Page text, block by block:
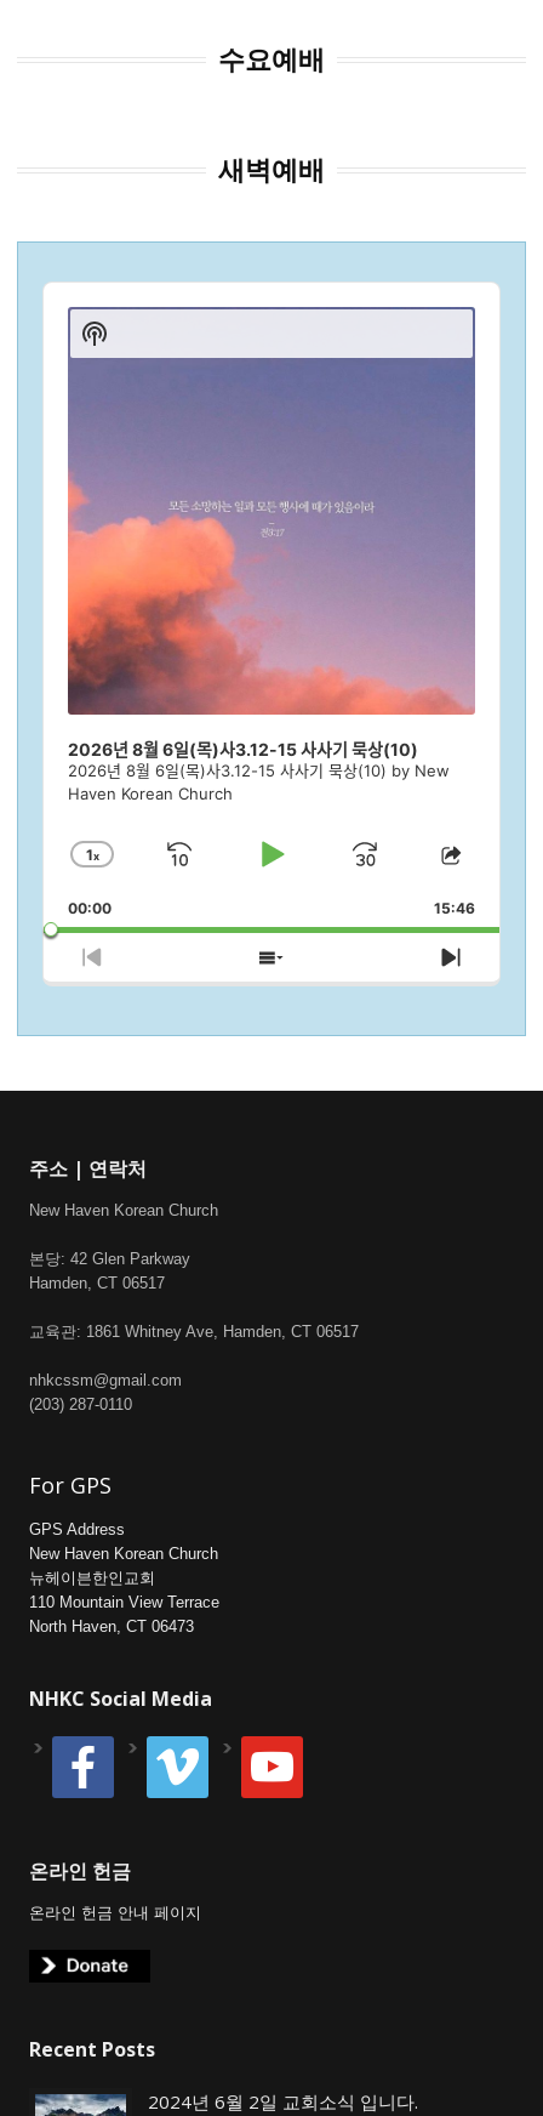
수요예배
새벽예배
Audio
Player
2026년 8월 6일(목)사3.12-15 사사기 묵상(10)
2026년 8월 6일(목)사3.12-15 사사기 묵상(10) by New
Haven Korean Church
Change
Rate
1x
Skip
Play
Jump
Forward
Share
Episode
00:00 15:46
Previous
Episode
Show
Episodes
Next
Episode
Show
Podcast
주소 | 연락처
New Haven Korean Church
본당: 42 Glen Parkway
Hamden, CT 06517
교육관: 1861 Whitney Ave, Hamden, CT 06517
nhkcssm@gmail.com
(203) 287-0110
For GPS
GPS Address
New Haven Korean Church
뉴헤이븐한인교회
110 Mountain View Terrace
North Haven, CT 06473
NHKC Social Media
facebook vimeo youtube
온라인 헌금
온라인 헌금 안내 페이지
Recent Posts
2024년 6월 2일 교회소식 입니다.